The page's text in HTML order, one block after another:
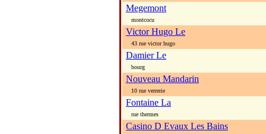
Megemont
montcocu
Victor Hugo Le
43 rue victor hugo
Damier Le
bourg
Nouveau Mandarin
10 rue verrerie
Fontaine La
rue thermes
Casino D Evaux Les Bains